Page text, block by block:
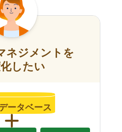
ネジメントを
したい
ータベース